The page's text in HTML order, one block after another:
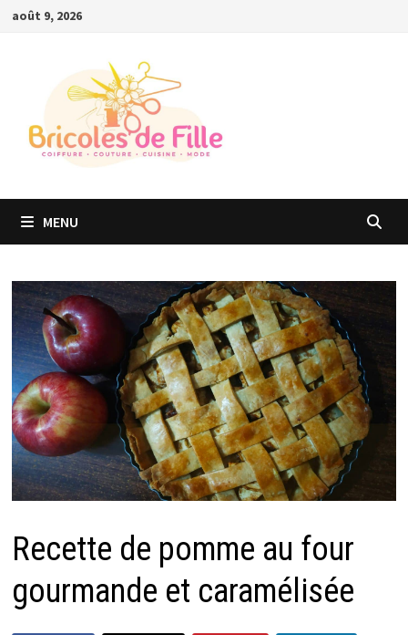
Passer
août 9, 2026
MENU
Recette de pomme au four
gourmande et caramélisée